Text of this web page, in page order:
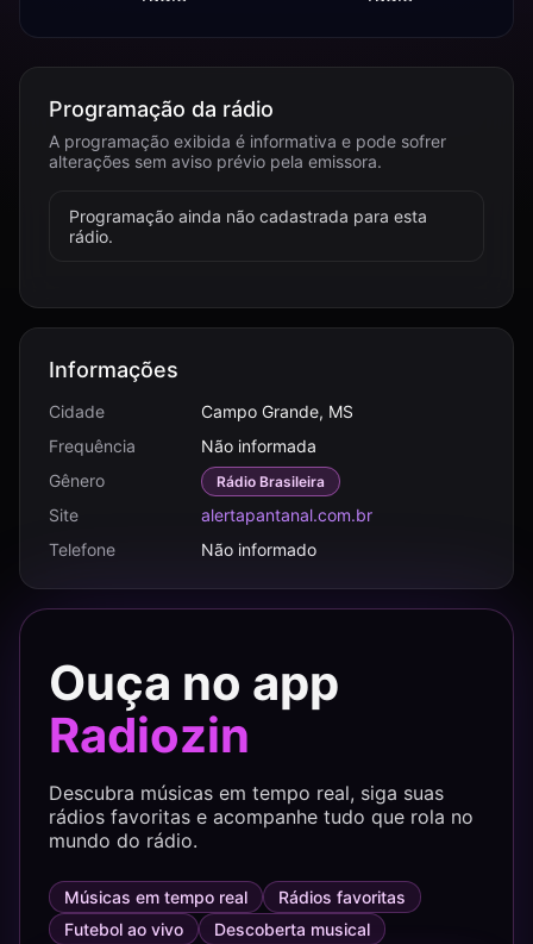
Programação da rádio
A programação exibida é informativa e pode sofrer
alterações sem aviso prévio pela emissora.
Programação ainda não cadastrada para esta
rádio.
Informações
Cidade
Campo Grande, MS
Frequência
Não informada
Gênero
Rádio Brasileira
Site
alertapantanal.com.br
Telefone
Não informado
Ouça no app
Radiozin
Descubra músicas em tempo real, siga suas
rádios favoritas e acompanhe tudo que rola no
mundo do rádio.
Músicas em tempo real
Rádios favoritas
Futebol ao vivo
Descoberta musical